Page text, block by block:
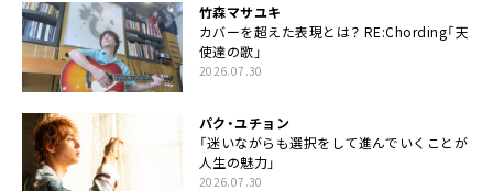
竹森マサユキ
カバーを超えた表現とは？ RE:Chording「天
使達の歌」
2026.07.30
パク・ユチョン
「迷いながらも選択をして進んでいくことが
人生の魅力」
2026.07.30